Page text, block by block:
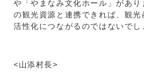
や「やまなみ文化ホール」があり
の観光資源と連携できれば、観光
活性化につながるのではないでし
<山添村長>